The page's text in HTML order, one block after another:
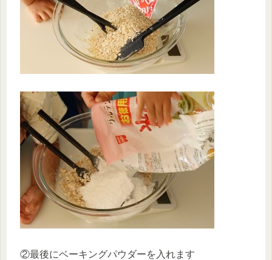
②最後にベーキングパウダーを入れます